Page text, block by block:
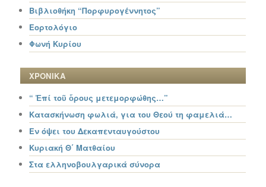
Βιβλιοθήκη “Πορφυρογέννητος”
Εορτολόγιο
Φωνή Κυρίου
ΧΡΟΝΙΚΑ
“ Ἐπί τοῦ ὄρους μετεμορφώθης…”
Κατασκήνωση φωλιά, για του Θεού τη φαμελιά…
Εν όψει του Δεκαπενταυγούστου
Κυριακή Θ΄ Ματθαίου
Στα ελληνοβουλγαρικά σύνορα